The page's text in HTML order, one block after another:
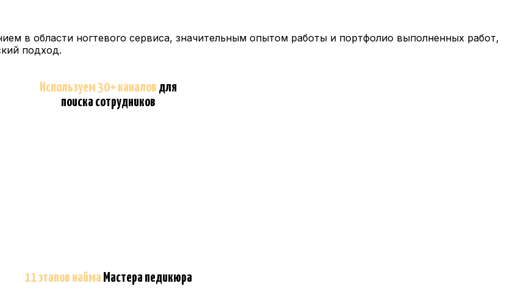
в области ногтевого сервиса, значительным опытом работы и портфолио выполненных работ,
подход.
Используем 30+ каналов для
поиска сотрудников
11 этапов найма Мастера педикюра